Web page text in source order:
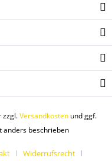
zzgl.Versandkosten und ggf.
anders beschrieben
Widerrufsrecht